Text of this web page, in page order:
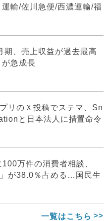
輸/佐川急便/西濃運輸/福
期、売上収益が過去最高
急成長
リのＸ投稿でステマ、Sn
と日本法人に措置命令
万件の消費者相談、
」が38.0％占める…国民生
一覧はこちら